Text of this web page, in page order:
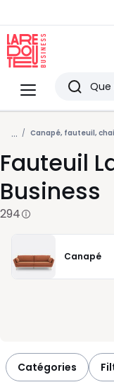
Menu
Redoute
articles
vus
... Canapé, fauteuil,
Fauteuil
Business
294
Canapé
Catégories